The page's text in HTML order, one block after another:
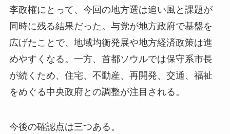
李政権にとって、今回の地方選は追い風と課題が
同時に残る結果だった。与党が地方政府で基盤を
広げたことで、地域均衡発展や地方経済政策は進
めやすくなる。一方、首都ソウルでは保守系市長
が続くため、住宅、不動産、再開発、交通、福祉
をめぐる中央政府との調整が注目される。
今後の確認点は三つある。